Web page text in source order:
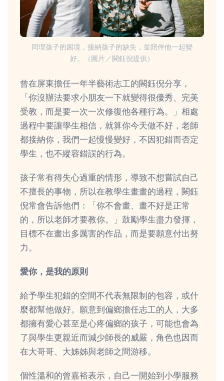
同理孩子的困境，接納孩子的缺失，並陪伴他一起變
好。（圖片／闕鈺倪提供）
曾在屏東擔任一年半藝術志工的闕鈺倪分享，
「你沒辦法要求小朋友一下就變得很優秀、完美
受教，而是要一次一次修復他各種行為。」相處
過程中要讓學生相信，就算你今天做不好，老師
都接納你，我們一起慢慢變好，不因犯錯而否定
學生，也不縱容錯誤的行為。
孩子常有得失心過重的情形，導致不想嘗試自己
不擅長的事物，所以在教學生畫畫的過程，闕鈺
倪常會告訴他們：「你不會畫、畫不好是正常
的，所以老師才要教你。」鼓勵學生盡力發揮，
目標不在畫出多厲害的作品，而是要願意付出努
力。
愛你，是我的原則
給予學生犯錯的空間不代表無限制的包容，或什
麼都幫他做好。願意到偏鄉擔任志工的人，大多
都擁有愛心甚至是心疼偏鄉的孩子，可能也會為
了與學生更親近而減少師長的威嚴，角色也因而
在大哥哥、大姊姊與老師之間游移。
個性溫和的曾嘉裕表示，自己一開始到小學服務